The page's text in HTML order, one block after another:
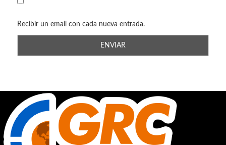
Recibir un email con cada nueva entrada.